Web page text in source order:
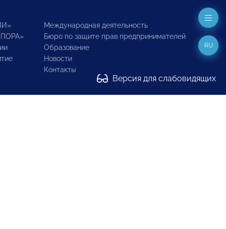
Международная деятельность
Бюро по защите прав предпринимателей
Образование
Новости
Контакты
Версия для слабовидящих
RU